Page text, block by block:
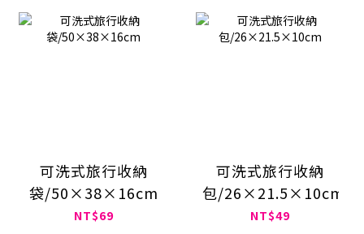
可洗式旅行收納
袋/50×38×16cm
NT$69
可洗式旅行收納
包/26×21.5×10cm
NT$49